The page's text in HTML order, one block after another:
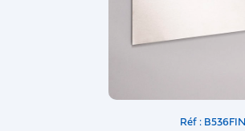
Réf : B536FIN